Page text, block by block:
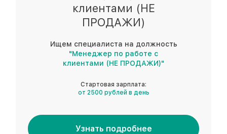
клиентами (НЕ
ПРОДАЖИ)
Ищем специалиста на должность
"Менеджер по работе с
клиентами (НЕ ПРОДАЖИ)"
Стартовая зарплата:
от 2500 рублей в день
Узнать подробнее